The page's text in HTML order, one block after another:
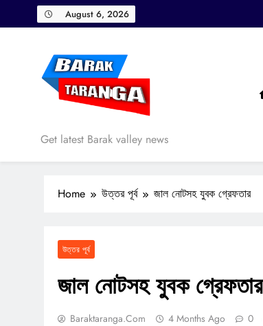
to
August 6, 2026
Barak Taranga
Get latest Barak valley news
Home উত্তর পূর্ব জাল নোটসহ যুবক গ্রেফতার
উত্তর পূর্ব
জাল নোটসহ যুবক গ্রেফতার
Baraktaranga.com 4 Months Ago 0